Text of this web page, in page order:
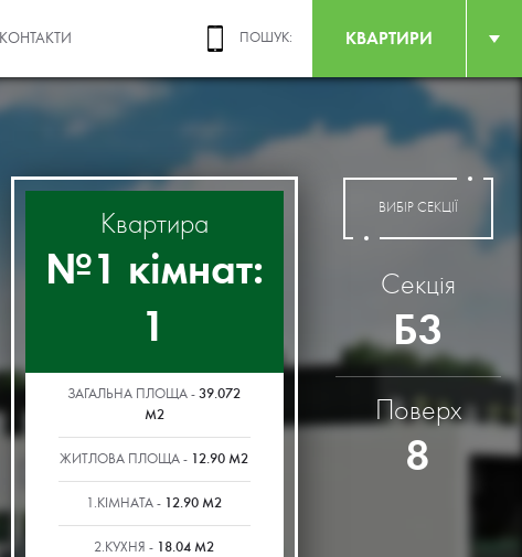
КОНТАКТИ ПОШУК: КВАРТИРИ
ВИБІР СЕКЦІЇ
Секція
Б3
Поверх
8
Квартира
№1 кімнат:
1
ЗАГАЛЬНА ПЛОЩА -39.072
М2
ЖИТЛОВА ПЛОЩА - 12.90 М2
1.КІМНАТА - 12.90 М2
2.КУХНЯ - 18.04 М2